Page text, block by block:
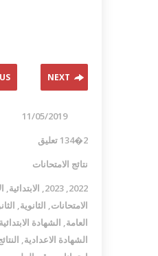
NEXT
11/05/2019
2�134 تعليق
نتائج الامتحانات
2022
,
2023
, الابتدائية,
الامتحانات, الثانوية,
العامة, الشهادة الابتدائية
الشهادة الاعدادية,